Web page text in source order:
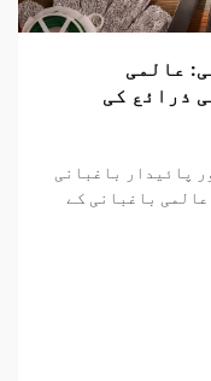
عالمی
ذرائع کی
پائیدار باغبانی
باغبانی کے
کو سمجھنا...